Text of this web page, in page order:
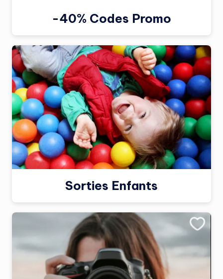
-40% Codes Promo
Sorties Enfants